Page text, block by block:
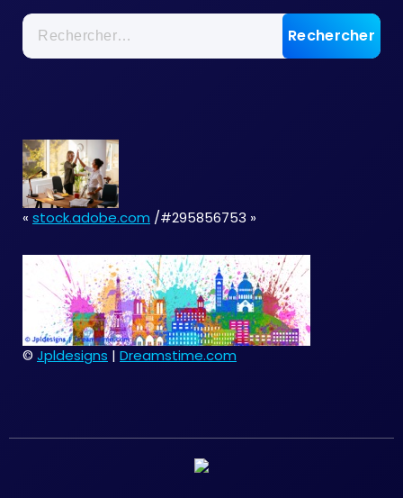
Rechercher :
« stock.adobe.com /#295856753 »
© Jpldesigns | Dreamstime.com